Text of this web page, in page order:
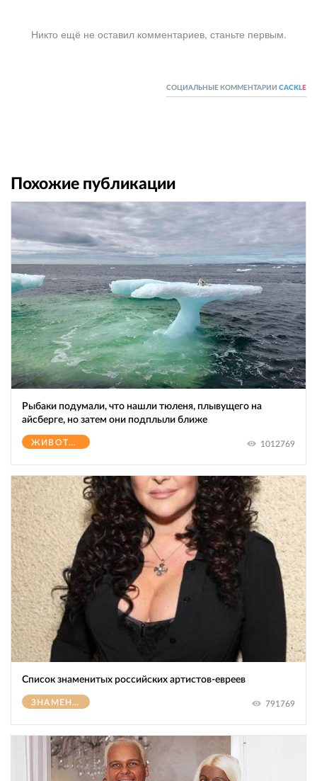
Никто ещё не оставил комментариев, станьте первым.
СОЦИАЛЬНЫЕ КОММЕНТАРИИ CACKL E
Похожие публикации
Рыбаки подумали, что нашли тюленя, плывущего на
айсберге, но затем они подплыли ближе
ЖИВОТНЫЕ 1012769
Список знаменитых российских артистов-евреев
ЗНАМЕНИТОСТИ 791769